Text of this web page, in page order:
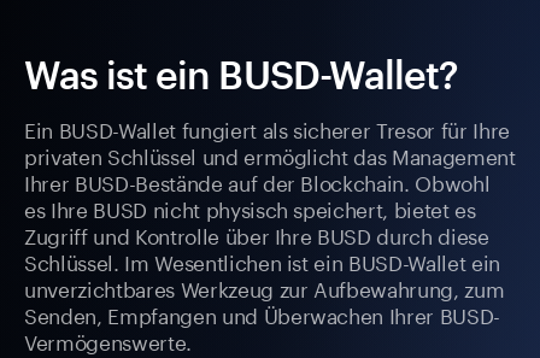
Was ist ein BUSD-Wallet?
Ein BUSD-Wallet fungiert als sicherer Tresor für Ihre
privaten Schlüssel und ermöglicht das Management
Ihrer BUSD-Bestände auf der Blockchain. Obwohl
es Ihre BUSD nicht physisch speichert, bietet es
Zugriff und Kontrolle über Ihre BUSD durch diese
Schlüssel. Im Wesentlichen ist ein BUSD-Wallet ein
unverzichtbares Werkzeug zur Aufbewahrung, zum
Senden, Empfangen und Überwachen Ihrer BUSD-
Vermögenswerte.